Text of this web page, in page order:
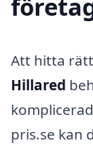
Att hitta
Hillared
pris.se kan